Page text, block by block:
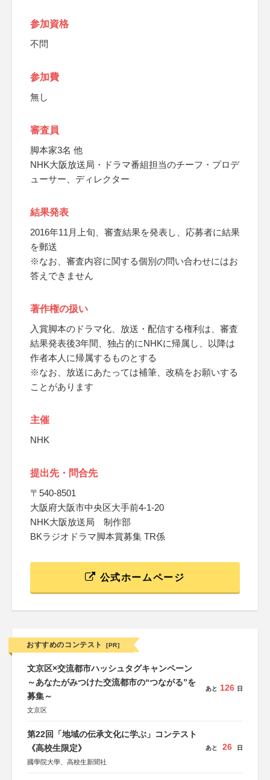
参加資格
不問
参加費
無し
審査員
脚本家3名 他
NHK大阪放送局・ドラマ番組担当のチーフ・プロデ
ューサー、ディレクター
結果発表
2016年11月上旬、審査結果を発表し、応募者に結果
を郵送
※なお、審査内容に関する個別の問い合わせにはお
答えできません
著作権の扱い
入賞脚本のドラマ化、放送・配信する権利は、審査
結果発表後3年間、独占的にNHKに帰属し、以降は
作者本人に帰属するものとする
※なお、放送にあたっては補筆、改稿をお願いする
ことがあります
主催
NHK
提出先・問合先
〒540-8501
大阪府大阪市中央区大手前4-1-20
NHK大阪放送局 制作部
BKラジオドラマ脚本賞募集 TR係
公式ホームページ
おすすめのコンテスト [PR]
文京区×交流都市ハッシュタグキャンペーン
～あなたがみつけた交流都市の“つながる”を
募集～
文京区
あと 126 日
第22回「地域の伝承文化に学ぶ」コンテスト
《高校生限定》
國學院大學、高校生新聞社
あと 26 日